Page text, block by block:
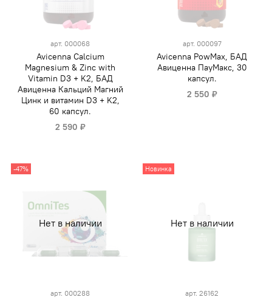
арт. 000068
Avicenna Calcium
Magnesium & Zinc with
Vitamin D3 + K2, БАД
Авиценна Кальций Магний
Цинк и витамин D3 + K2,
60 капсул.
2 590 ₽
арт. 000097
Avicenna PowMax, БАД
Авиценна ПауМакс, 30
капсул.
2 550 ₽
Нет в наличии
-47%
арт. 000288
Нет в наличии
Новинка
арт. 26162